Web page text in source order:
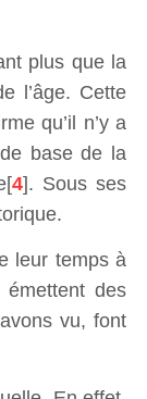
plus que la
l’âge. Cette
qu’il n’y a
base de la
4]. Sous ses
leur temps à
des
vu, font